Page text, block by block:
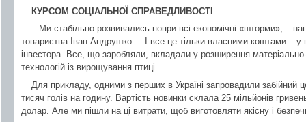
КУРСОМ СОЦІАЛЬНОЇ СПРАВЕДЛИВОСТІ
– Ми стабільно розвивались попри всі економічні «шторми», –
товариства Іван Андрушко. – І все це тільки власними коштами – у
інвестора. Все, що заробляли, вкладали у розширення
технологій із вирощування птиці.
Для прикладу, одними з перших в Україні запровадили забійний
тисяч голів на годину. Вартість новинки склала 25 мільйонів
долар. Але ми пішли на ці витрати, щоб виготовляти якісну і